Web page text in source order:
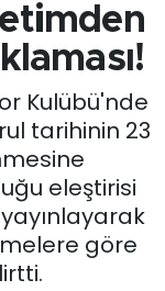
Kulübü'nde
tarihinin 23
eleştirisi
göre